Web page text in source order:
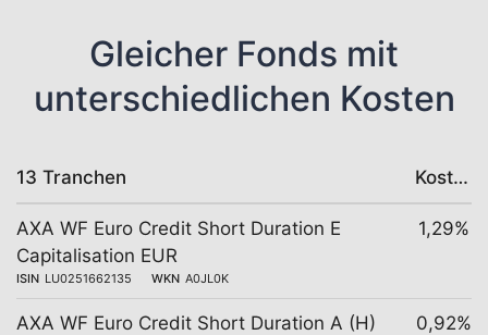
Gleicher Fonds mit
unterschiedlichen Kosten
13 Tranchen Kosten
AXA WF Euro Credit Short Duration E
Capitalisation EUR
ISIN LU0251662135 WKN A0JL0K
1,29%
AXA WF Euro Credit Short Duration A (H)
0,92%